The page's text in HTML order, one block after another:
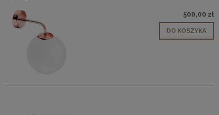
500,00 zł
DO KOSZYKA